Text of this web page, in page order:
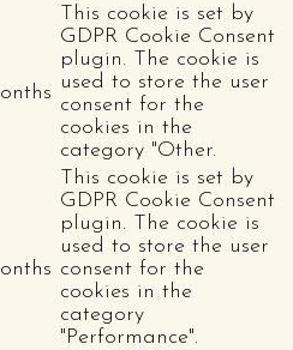
This cookie is set by
GDPR Cookie Consent
plugin. The cookie is
used to store the user
consent for the
cookies in the
category "Other.
This cookie is set by
GDPR Cookie Consent
plugin. The cookie is
used to store the user
consent for the
cookies in the
category
"Performance".